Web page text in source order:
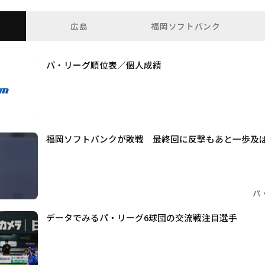
広島 福岡ソフトバンク
パ・リーグ順位表／個人成績
福岡ソフトバンクが敗戦 最終回に反撃もあと一歩及
パ
データでみるパ・リーグ6球団の交流戦注目選手